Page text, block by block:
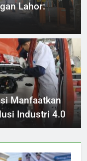
Lahor:
Manfaatkan
Industri 4.0